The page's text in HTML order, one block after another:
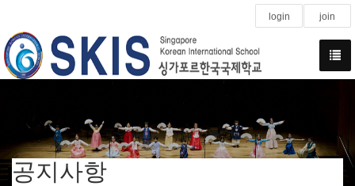
login join
공지사항